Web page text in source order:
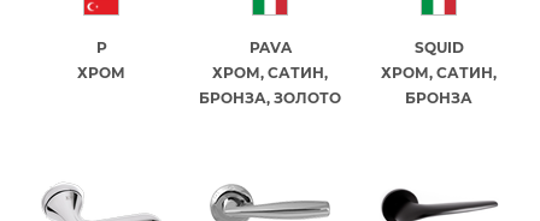
P
ХРОМ
PAVA
ХРОМ, САТИН,
БРОНЗА, ЗОЛОТО
SQUID
ХРОМ, САТИН,
БРОНЗА